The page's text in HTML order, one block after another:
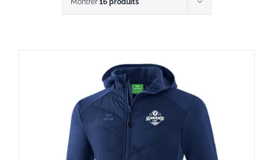
Montrer 16 produits